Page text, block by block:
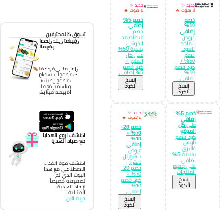
جديد ✨
لا تفوت 🔥
خصم
10%
إضافي
عروض
الماجد
للعود:
خصم
50% +
كود خصم
10%
إضافي
إِنسخ
الكود
جديد ✨
لا تفوت 🔥
خصم 5%
إضافي
خصم
عبدالصمد
القرشي
بنسبة 50%
على كل
المتجر +
كود خصم
إِنسخ
الكود
خصم 5%
إضافي
على كل
الموقع
كود خصم
باريس
غاليري
بقيمة 5%
إضافي
على جميع
المنتجات
إِنسخ
الكود
جديد ✨
لا تفوت 🔥
خصم 20-
70% +
10%
إضافي
عروض
ناتشورال
تاتش:
خصم 20-
70% +
كود خصم
10%
إضافي
إِنسخ
الكود
تسوق كالمحترفين
احصل على تطبيق
الموفر!
تقدم في المراحل
واكسب الوحدات -
استبدل وحدات
الموفر بقسائم
شرائية مميزة!
اكتشف اروع الهدايا
مع صياد الهدايا
اكتشف قوة الذكاء
الاصطناعي مع هذا
البوت الذي تم
تصميمه خصيصاً
لإيجاد الهدية
المثالية !
جربه الان